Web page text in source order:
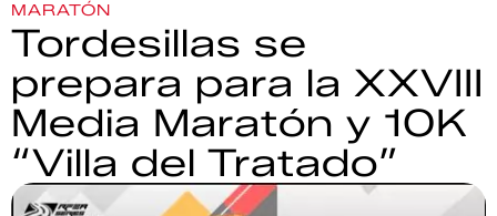
MARATÓN
Tordesillas se
prepara para la XXVIII
Media Maratón y 10K
“Villa del Tratado”